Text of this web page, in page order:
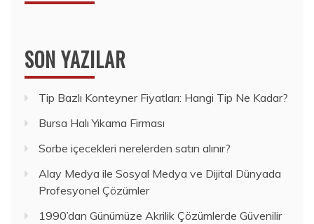
SON YAZILAR
Tip Bazlı Konteyner Fiyatları: Hangi Tip Ne Kadar?
Bursa Halı Yıkama Firması
Sorbe içecekleri nerelerden satın alınır?
Alay Medya ile Sosyal Medya ve Dijital Dünyada
Profesyonel Çözümler
1990’dan Günümüze Akrilik Çözümlerde Güvenilir